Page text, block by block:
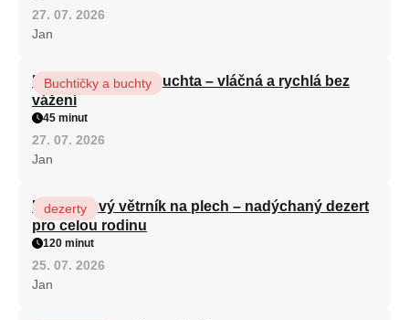
27. 07. 2026
Jan
Hrnková maková buchta – vláčná a rychlá bez
vážení
Buchtičky a buchty
45 minut
27. 07. 2026
Jan
Karamelový větrník na plech – nadýchaný dezert
pro celou rodinu
dezerty
120 minut
25. 07. 2026
Jan